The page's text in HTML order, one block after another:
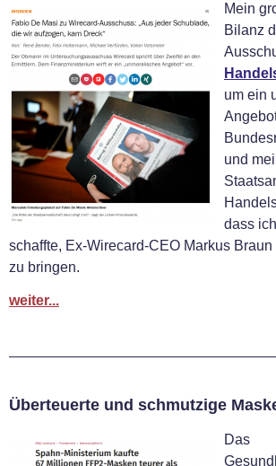
Mein
Bilanz
um ein
und
dass
schaffte, Ex-Wirecard-CEO Markus
zu bringen.
weiter...
Überteuerte und schmutzige
Das